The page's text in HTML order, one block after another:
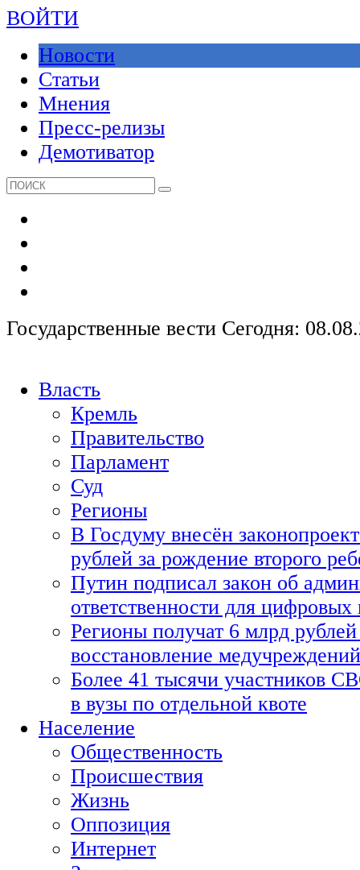
ВОЙТИ
Новости
Статьи
Мнения
Пресс-релизы
Демотиватор
Государственные вести Сегодня:
Власть
Кремль
Правительство
Парламент
Суд
Регионы
В Госдуму внесён
рублей за рождение второго
Путин подписал закон об
ответственности для
Регионы получат 6 млрд рублей
восстановление медучреждений
Более 41 тысячи участников
в вузы по отдельной квоте
Население
Общественность
Происшествия
Жизнь
Оппозиция
Интернет